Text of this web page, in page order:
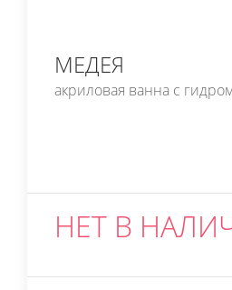
МЕДЕЯ
акриловая ванна с
НЕТ В